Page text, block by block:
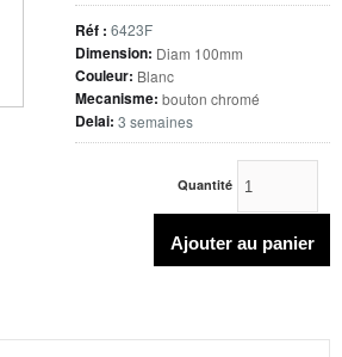
Réf : 6423F
Dimension: Diam 100mm
Couleur: Blanc
Mecanisme: bouton chromé
Delai: 3 semaines
Quantité